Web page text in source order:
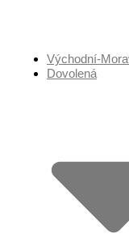
Východní-
Dovolená